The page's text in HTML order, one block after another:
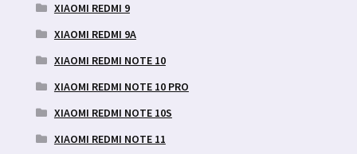
XIAOMI REDMI 9
XIAOMI REDMI 9A
XIAOMI REDMI NOTE 10
XIAOMI REDMI NOTE 10 PRO
XIAOMI REDMI NOTE 10S
XIAOMI REDMI NOTE 11